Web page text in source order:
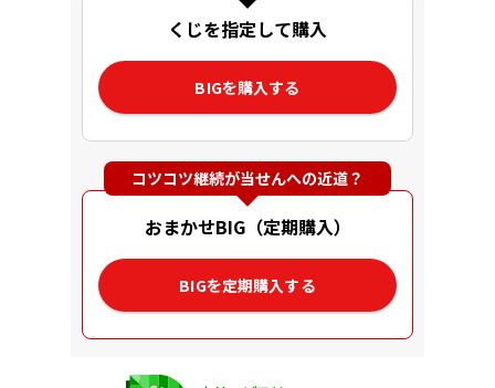
くじを指定して購入
BIGを購入する
コツコツ継続が当せんへの近道？
おまかせBIG（定期購入）
BIGを定期購入する